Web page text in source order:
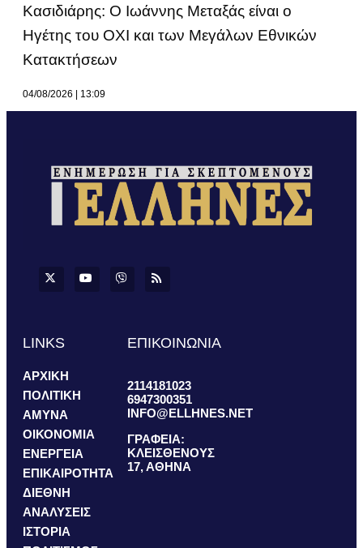
Κασιδιάρης: Ο Ιωάννης Μεταξάς είναι ο
Ηγέτης του ΟΧΙ και των Μεγάλων Εθνικών
Κατακτήσεων
04/08/2026 13:09
LINKS
ΑΡΧΙΚΗ
ΠΟΛΙΤΙΚΗ
ΑΜΥΝΑ
ΟΙΚΟΝΟΜΙΑ
ΕΝΕΡΓΕΙΑ
ΕΠΙΚΑΙΡΟΤΗΤΑ
ΔΙΕΘΝΗ
ΑΝΑΛΥΣΕΙΣ
ΙΣΤΟΡΙΑ
ΕΠΙΚΟΙΝΩΝΙΑ
2114181023
6947300351
INFO@ELLHNES.NET
ΓΡΑΦΕΙΑ:
ΚΛΕΙΣΘΕΝΟΥΣ
17, ΑΘΗΝΑ